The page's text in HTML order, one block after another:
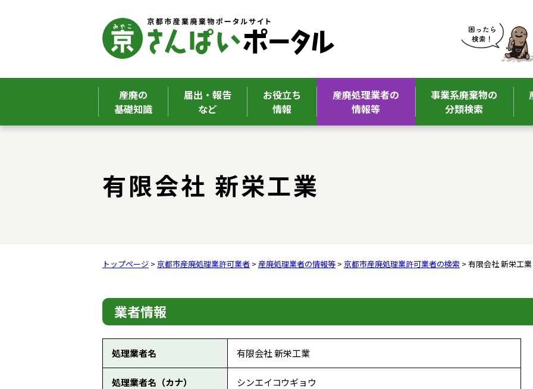
産廃の
基礎知識
届出・報告
など
お役立ち
情報
産廃処理業者の
情報等
事業系廃棄物の
分類検索
有限会社 新栄工業
トップページ > 京都市産廃処理業許可業者 > 産廃処理業者の情報等 > 京都市産廃処理業許可業者の検索 > 有限会社 新栄工業
業者情報
処理業者名 有限会社 新栄工業
処理業者名（カナ） シンエイコウギョウ